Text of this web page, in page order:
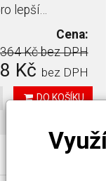
lepší…
Cena:
Kčbez DPH
Kč bez DPH
DO KOŠÍKU